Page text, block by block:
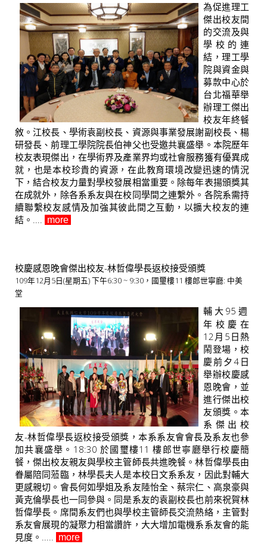
為促進理工
傑出校友間
的交流及與
學校的連
結，理工學
院與資金與
募款中心於
台北福華舉
辦理工傑出
校友年終餐
敘。江校長、學術袁副校長、資源與事業發展謝副校長、楊
研發長、前理工學院院長伯神父也受邀共襄盛舉。本院歷年
校友表現傑出，在學術界及產業界均或社會服務獲有優異成
就，也是本校珍貴的資源，在此教育環境改變迅速的情況
下，結合校友力量對學校發展相當重要。除每年表揚頒獎其
在成就外，除各系系友與在校同學間之連繫外。各院系需持
續聯繫校友感情及加強其彼此間之互動，以擴大校友的連
結。.... more
校慶感恩晚會傑出校友-林哲偉學長返校接受頒獎
109年12月5日(星期五) 下午6:30 ~ 9:30，國璽樓11 樓郎世寧廳: 中美
堂
輔大95週
年校慶在
12月5日熱
鬧登場，校
慶前夕4日
舉辦校慶感
恩晚會，並
進行傑出校
友頒獎。本
系傑出校
友-林哲偉學長返校接受頒獎，本系系友會會長及系友也參
加共襄盛舉。18:30 於國璽樓11 樓郎世寧廳舉行校慶簡
餐，傑出校友親友與學校主管師長共進晚餐。林哲偉學長由
眷屬陪同蒞臨，林學長夫人是本校日文系系友，因此對輔大
更感親切。會長何如學姐及系友陸怡全、蔡宗仁、高泉豪與
黃克倫學長也一同參與。同是系友的袁副校長也前來祝賀林
哲偉學長。席間系友們也與學校主管師長交流熱絡，主管對
系友會展現的凝聚力相當讚許，大大增加電機系系友會的能
見度。..... more